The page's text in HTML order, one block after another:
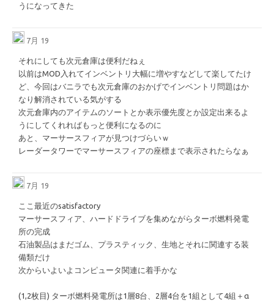
うになってきた
7月 19
それにしても次元倉庫は便利だねぇ
以前はMOD入れてインベントリ大幅に増やすなどして楽してたけ
ど、今回はバニラでも次元倉庫のおかげでインベントリ問題はか
なり解消されている気がする
次元倉庫内のアイテムのソートとか表示優先度とか設定出来るよ
うにしてくれればもっと便利になるのに
あと、マーサースフィアが見つけづらいｗ
レーダータワーでマーサースフィアの座標まで表示されたらなぁ
7月 19
ここ最近のsatisfactory
マーサースフィア、ハードドライブを集めながらターボ燃料発電
所の完成
石油製品はまだゴム、プラスティック、生地とそれに関連する装
備類だけ
次からいよいよコンピュータ関連に着手かな
(1,2枚目) ターボ燃料発電所は1層8台、2層4台を1組として4組＋α